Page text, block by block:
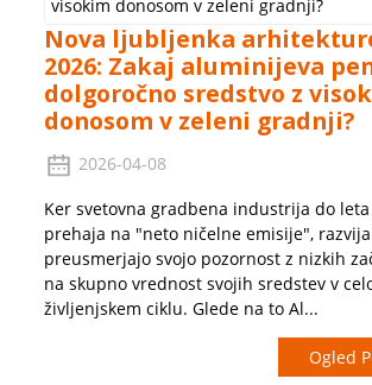
Nova ljubljenka
2026: Zakaj aluminijeva
dolgoročno sredstvo z
donosom v zeleni gradnji?
2026-04-08
Ker svetovna gradbena industrija do
prehaja na "neto ničelne emisije",
preusmerjajo svojo pozornost z nizkih
na skupno vrednost svojih sredstev v
življenjskem ciklu. Glede na to Al...
Ogled